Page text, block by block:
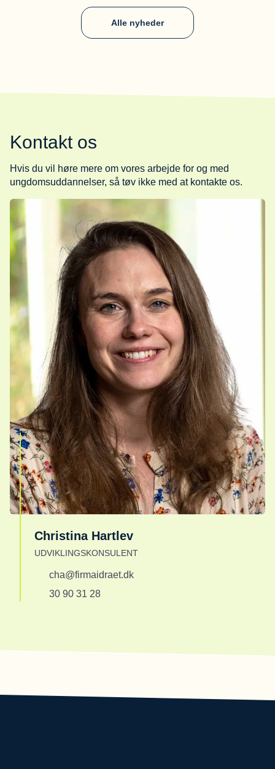
Alle nyheder
Kontakt os
Hvis du vil høre mere om vores arbejde for og med
ungdomsuddannelser, så tøv ikke med at kontakte os.
Christina Hartlev
UDVIKLINGSKONSULENT
cha@firmaidraet.dk
30 90 31 28